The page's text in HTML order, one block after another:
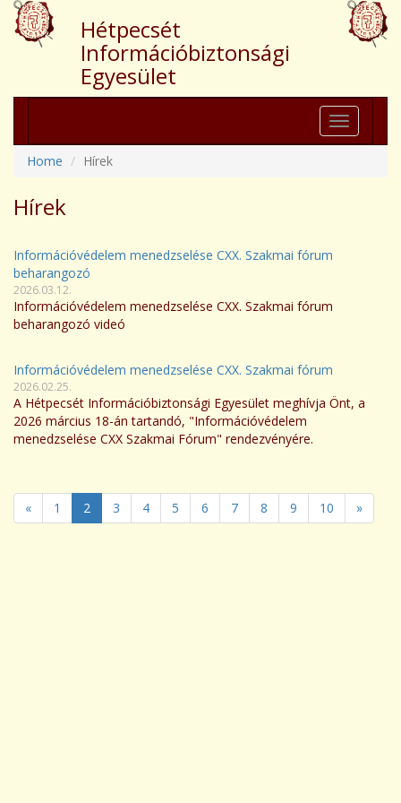
Hétpecsét
Információbiztonsági
Egyesület
Toggle
navigation
Home
Hírek
Hírek
Információvédelem menedzselése CXX. Szakmai fórum
beharangozó
2026.03.12.
Információvédelem menedzselése CXX. Szakmai fórum
beharangozó videó
Információvédelem menedzselése CXX. Szakmai fórum
2026.02.25.
A Hétpecsét Információbiztonsági Egyesület meghívja Önt, a
2026 március 18-án tartandó, "Információvédelem
menedzselése CXX Szakmai Fórum" rendezvényére.
« 1 2 3 4 5 6 7 8 9 10 »